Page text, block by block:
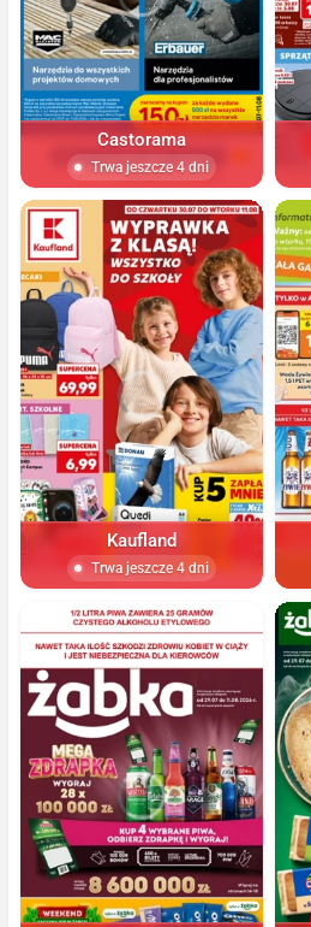
Castorama
Trwa jeszcze 4 dni
Kaufland
Trwa jeszcze 4 dni